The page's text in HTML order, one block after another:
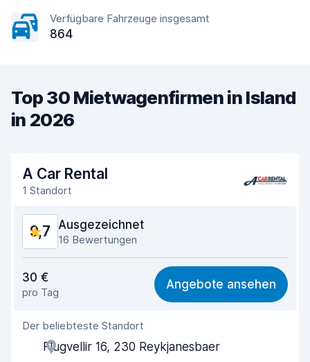
Verfügbare Fahrzeuge insgesamt
864
Top 30 Mietwagenfirmen in Island
in 2026
A Car Rental
1 Standort
9,7 Ausgezeichnet
16 Bewertungen
9,5
Einfach zu finden 9,8
Agenten-Hilfsbereitschaft
Schnelle Abholung
30 €
pro Tag
Angebote ansehen
Der beliebteste Standort
Flugvellir 16, 230 Reykjanesbaer